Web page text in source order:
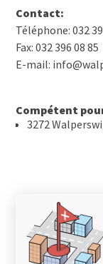
Contact:
Téléphone: 032
Fax: 032 396 08 85
E-mail:
Compétent
3272